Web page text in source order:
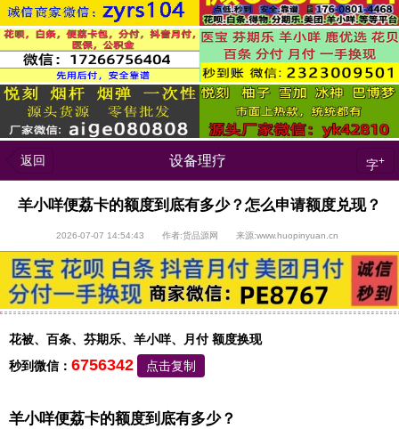
返回 设备理疗 字+
羊小咩便荔卡的额度到底有多少？怎么申请额度兑现？
2026-07-07 14:54:43 作者:货品源网 来源:www.huopinyuan.cn
花被、百条、芬期乐、羊小咩、月付 额度换现
秒到微信： 6756342 点击复制
羊小咩便荔卡的额度到底有多少？